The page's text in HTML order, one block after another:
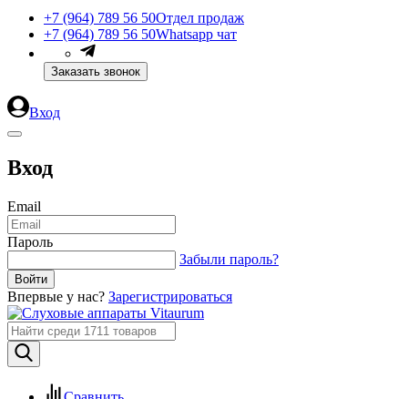
+7 (964) 789 56 50Отдел продаж
+7 (964) 789 56 50Whatsapp чат
Заказать звонок
Вход
Вход
Email
Пароль
Забыли пароль?
Впервые у нас? Зарегистрироваться